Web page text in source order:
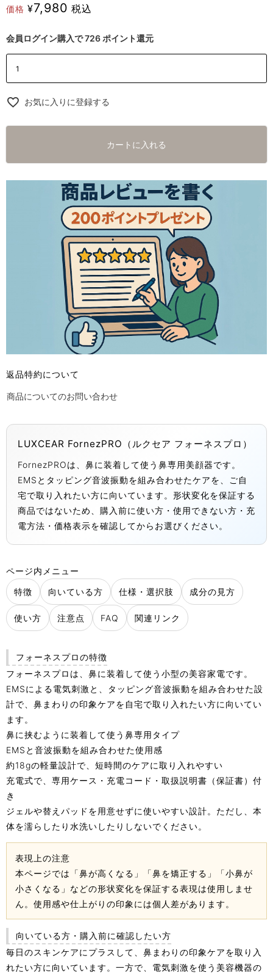
価格 ¥7,980 税込
会員ログイン購入で726ポイント還元
お気に入りに登録する
カートに入れる
返品特約について
商品についてのお問い合わせ
LUXCEAR FornezPRO（ルクセア フォーネスプロ）
FornezPROは、鼻に装着して使う鼻専用美顔器です。
EMSとタッピング音波振動を組み合わせたケアを、ご自
宅で取り入れたい方に向いています。形状変化を保証する
商品ではないため、購入前に使い方・使用できない方・充
電方法・価格表示を確認してからお選びください。
ページ内メニュー
特徴
向いている方 仕様・選択肢 成分の見方
使い方 注意点 FAQ 関連リンク
フォーネスプロの特徴
フォーネスプロは、鼻に装着して使う小型の美容家電です。
EMSによる電気刺激と、タッピング音波振動を組み合わせた設
計で、鼻まわりの印象ケアを自宅で取り入れたい方に向いてい
ます。
鼻に挟むように装着して使う鼻専用タイプ
EMSと音波振動を組み合わせた使用感
約18gの軽量設計で、短時間のケアに取り入れやすい
充電式で、専用ケース・充電コード・取扱説明書（保証書）付
き
ジェルや替えパッドを用意せずに使いやすい設計。ただし、本
体を濡らしたり水洗いしたりしないでください。
表現上の注意
本ページでは「鼻が高くなる」「鼻を矯正する」「小鼻が
小さくなる」などの形状変化を保証する表現は使用しませ
ん。使用感や仕上がりの印象には個人差があります。
向いている方・購入前に確認したい方
毎日のスキンケアにプラスして、鼻まわりの印象ケアを取り入
れたい方に向いています。一方で、電気刺激を使う美容機器の